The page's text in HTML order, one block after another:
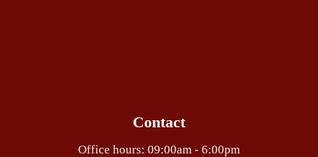
Contact
Office hours: 09:00am - 6:00pm